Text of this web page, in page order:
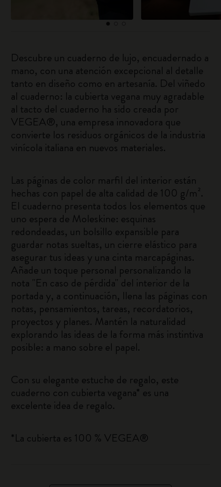
Descubre un cuaderno de lujo, encuadernado a
mano, con una atención excepcional al detalle
tanto en diseño como en artesanía. Del viñedo
al cuaderno: la cubierta vegana muy agradable
al tacto del cuaderno ha sido creada por
VEGEA®, una empresa innovadora que
convierte los residuos orgánicos de la industria
vinícola italiana en nuevos materiales.
Las páginas de color marfil del interior están
hechas con papel de alta calidad de 100 g/m².
El cuaderno presenta todos los elementos que
uno espera de Moleskine: esquinas
redondeadas, un bolsillo expansible para
guardar notas sueltas, un cierre elástico para
asegurar tus ideas y una cinta marcapáginas.
Añade un toque personal personalizando la
nota "En caso de pérdida" del interior de la
portada y, a continuación, llena las páginas con
notas, pensamientos, tareas, recordatorios,
proyectos y planes. Mantén la naturalidad
explorando las ideas de la forma más instintiva
posible: a mano sobre el papel.
Con su elegante estuche de regalo, este
cuaderno con cubierta vegana* es una
excelente idea de regalo.
*La cubierta es 100 % VEGEA®